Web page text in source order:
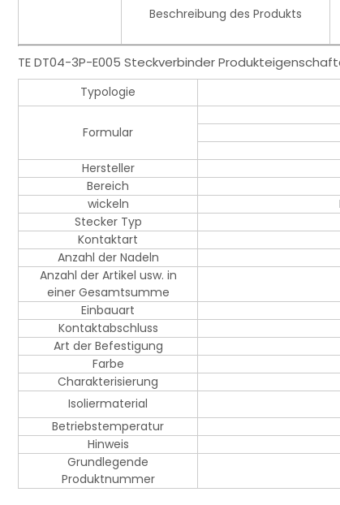
Beschreibung des Produkts
TE DT04-3P-E005 Steckverbinder
Typologie
Formular
Hersteller
Bereich
wickeln
Stecker Typ
Kontaktart
Anzahl der Nadeln
Anzahl der Artikel usw. in
einer Gesamtsumme
Einbauart
Kontaktabschluss
Art der Befestigung
Farbe
Charakterisierung
Isoliermaterial
Betriebstemperatur
Hinweis
Grundlegende
Produktnummer